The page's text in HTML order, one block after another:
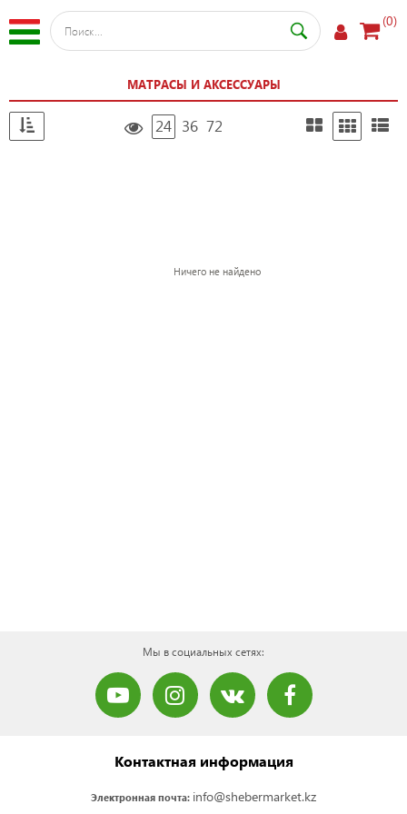
(0)
МАТРАСЫ И АКСЕССУАРЫ
24 36 72
Ничего не найдено
Мы в социальных сетях:
Контактная информация
Электронная почта: info@shebermarket.kz